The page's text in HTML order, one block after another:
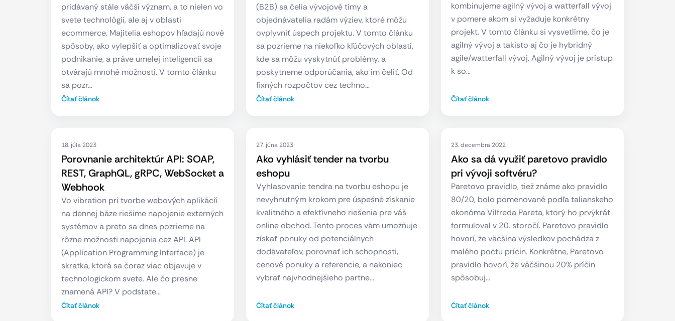
pridávaný stále väčší význam, a to nielen vo
svete technológií, ale aj v oblasti
ecommerce. Majitelia eshopov hľadajú nové
spôsoby, ako vylepšiť a optimalizovať svoje
podnikanie, a práve umelej inteligencii sa
otvárajú mnohé možnosti. V tomto článku
sa pozr…
Čítať článok
(B2B) sa čelia vývojové tímy a
objednávatelia radám výziev, ktoré môžu
ovplyvniť úspech projektu. V tomto článku
sa pozrieme na niekoľko kľúčových oblastí,
kde sa môžu vyskytnúť problémy, a
poskytneme odporúčania, ako im čeliť. Od
fixných rozpočtov cez techno…
Čítať článok
kombinujeme agilný vývoj a watterfall vývoj
v pomere akom si vyžaduje konkrétny
projekt. V tomto článku si vysvetlíme, čo je
agilný vývoj a takisto aj čo je hybridný
agile/watterfall vývoj. Agilný vývoj je prístup
k so…
Čítať článok
18. júla 2023
Porovnanie architektúr API: SOAP,
REST, GraphQL, gRPC, WebSocket a
Webhook
Vo vibration pri tvorbe webových aplikácií
na dennej báze riešime napojenie externých
systémov a preto sa dnes pozrieme na
rôzne možnosti napojenia cez API. API
(Application Programming Interface) je
skratka, ktorá sa čoraz viac objavuje v
technologickom svete. Ale čo presne
znamená API? V podstate…
Čítať článok
27. júna 2023
Ako vyhlásiť tender na tvorbu
eshopu
Vyhlasovanie tendra na tvorbu eshopu je
nevyhnutným krokom pre úspešné získanie
kvalitného a efektívneho riešenia pre váš
online obchod. Tento proces vám umožňuje
získať ponuky od potenciálnych
dodávateľov, porovnať ich schopnosti,
cenové ponuky a referencie, a nakoniec
vybrať najvhodnejšieho partne…
Čítať článok
23. decembra 2022
Ako sa dá využiť paretovo pravidlo
pri vývoji softvéru?
Paretovo pravidlo, tiež známe ako pravidlo
80/20, bolo pomenované podľa talianskeho
ekonóma Vilfreda Pareta, ktorý ho prvýkrát
formuloval v 20. storočí. Paretovo pravidlo
hovorí, že väčšina výsledkov pochádza z
malého počtu príčin. Konkrétne, Paretovo
pravidlo hovorí, že väčšinou 20% príčin
spôsobuj…
Čítať článok